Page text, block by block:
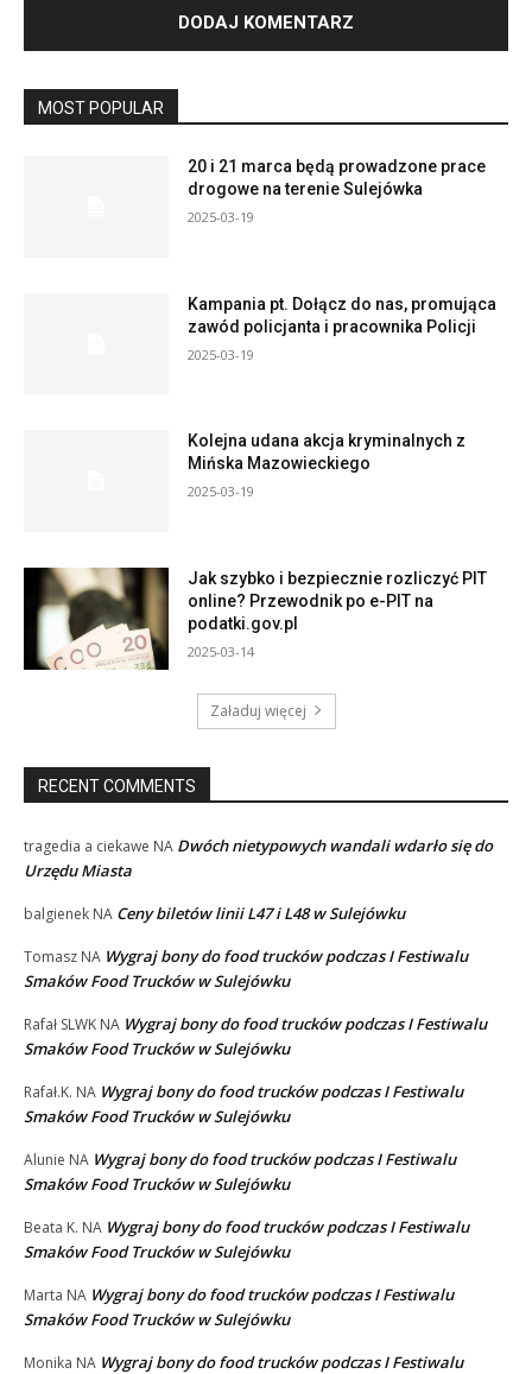
MOST POPULAR
20 i 21 marca będą prowadzone prace
drogowe na terenie Sulejówka
2025-03-19
Kampania pt. Dołącz do nas, promująca
zawód policjanta i pracownika Policji
2025-03-19
Kolejna udana akcja kryminalnych z
Mińska Mazowieckiego
2025-03-19
Jak szybko i bezpiecznie rozliczyć PIT
online? Przewodnik po e-PIT na
podatki.gov.pl
2025-03-14
Załaduj więcej
RECENT COMMENTS
tragedia a ciekawe NA Dwóch nietypowych wandali wdarło się do
Urzędu Miasta
balgienek NA Ceny biletów linii L47 i L48 w Sulejówku
Tomasz NA Wygraj bony do food trucków podczas I Festiwalu
Smaków Food Trucków w Sulejówku
Rafał SLWK NA Wygraj bony do food trucków podczas I Festiwalu
Smaków Food Trucków w Sulejówku
Rafał.K. NA Wygraj bony do food trucków podczas I Festiwalu
Smaków Food Trucków w Sulejówku
Alunie NA Wygraj bony do food trucków podczas I Festiwalu
Smaków Food Trucków w Sulejówku
Beata K. NA Wygraj bony do food trucków podczas I Festiwalu
Smaków Food Trucków w Sulejówku
Marta NA Wygraj bony do food trucków podczas I Festiwalu
Smaków Food Trucków w Sulejówku
Monika NA Wygraj bony do food trucków podczas I Festiwalu